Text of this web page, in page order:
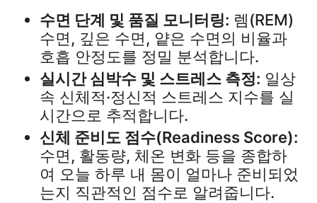
수면 단계 및 품질 모니터링: 렘(REM)
수면, 깊은 수면, 얕은 수면의 비율과
호흡 안정도를 정밀 분석합니다.
실시간 심박수 및 스트레스 측정: 일상
속 신체적·정신적 스트레스 지수를 실
시간으로 추적합니다.
신체 준비도 점수(Readiness Score):
수면, 활동량, 체온 변화 등을 종합하
여 오늘 하루 내 몸이 얼마나 준비되었
는지 직관적인 점수로 알려줍니다.